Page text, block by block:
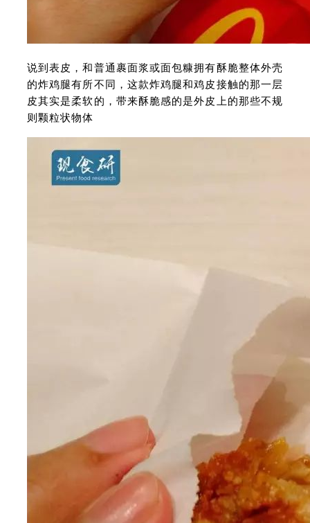
说到表皮，和普通裹面浆或面包糠拥有酥脆整体外壳
的炸鸡腿有所不同，这款炸鸡腿和鸡皮接触的那一层
皮其实是柔软的，带来酥脆感的是外皮上的那些不规
则颗粒状物体